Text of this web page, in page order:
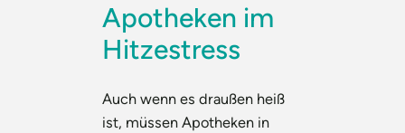
Apotheken im
Hitzestress
Auch wenn es draußen heiß
ist, müssen Apotheken in